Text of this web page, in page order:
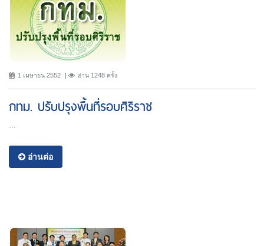
1 เมษายน 2552 อ่าน 1248 ครั้ง
กทม. ปรับปรุงพื้นที่รอบศิริราช
อ่านต่อ